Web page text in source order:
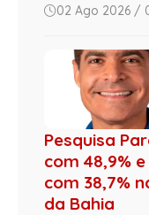
02 Ago 2026 /
Pesquisa
com 48,9%
com 38,7%
da Bahia